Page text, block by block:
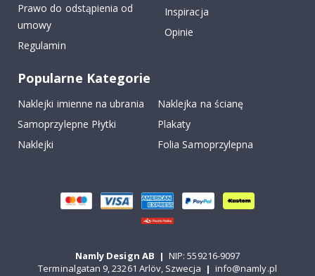
Prawo do odstąpienia od
umowy
Regulamin
Inspiracja
Opinie
Popularne Kategorie
Naklejki imienne na ubrania
Naklejka na ścianę
Samoprzylepne Płytki
Plakaty
Naklejki
Folia Samoprzylepna
Namly Design AB | NIP: 559216-9097
Terminalgatan 9, 23261 Arlöv, Szwecja | info@namly.pl